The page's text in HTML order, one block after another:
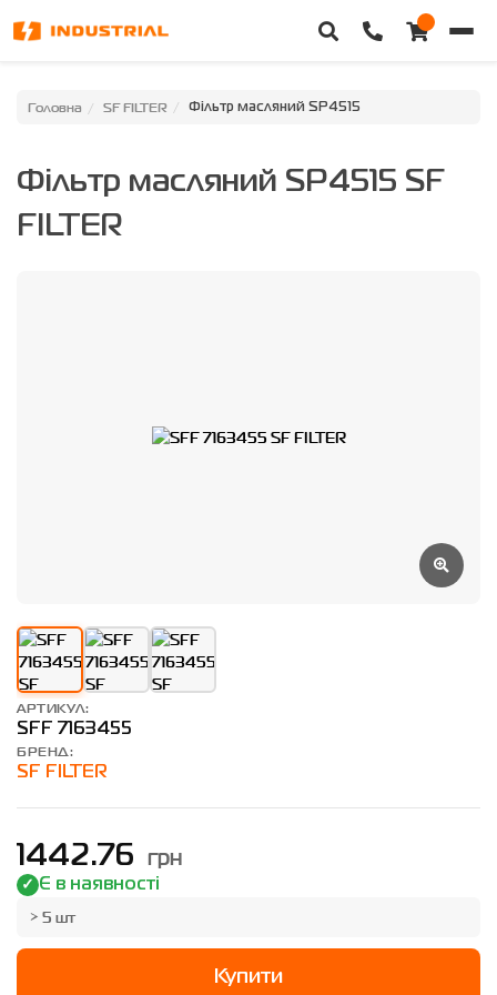
Головна
Категорії
Особистий кабінет
Головна SF FILTER Фільтр масляний SP4515
Фільтр масляний SP4515 SF
FILTER
АРТИКУЛ:
SFF 7163455
БРЕНД:
SF FILTER
1442.76 грн
Є в наявності
> 5 шт
Купити